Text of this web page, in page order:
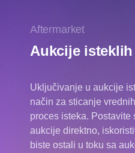
Español
中
文
Deutsch
Français
Русский
Aftermarket
Aukcije
Uključivanje u aukcije
način za sticanje
proces isteka.
aukcije direktno,
biste ostali u toku sa